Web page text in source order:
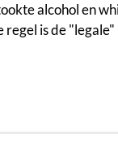
alcohol en
regel is de